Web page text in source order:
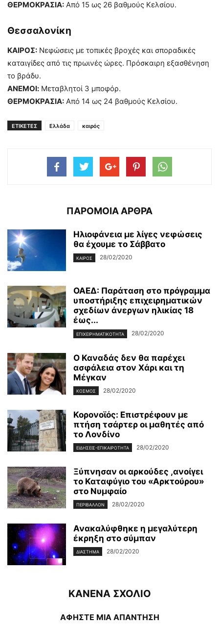
ΘΕΡΜΟΚΡΑΣΙΑ: Από 15 ως 26 βαθμούς Κελσίου.
Θεσσαλονίκη
ΚΑΙΡΟΣ: Νεφώσεις με τοπικές βροχές και σποραδικές
καταιγίδες από τις πρωινές ώρες. Πρόσκαιρη εξασθένηση
το βράδυ.
ΑΝΕΜΟΙ: Μεταβλητοί 3 μποφόρ.
ΘΕΡΜΟΚΡΑΣΙΑ: Από 14 ως 24 βαθμούς Κελσίου.
ΕΤΙΚΕΤΕΣ Ελλάδα καιρός
ΠΑΡΟΜΟΙΑ ΑΡΘΡΑ
Ηλιοφάνεια με λίγες νεφώσεις
θα έχουμε το Σάββατο
ΚΑΙΡΌΣ 28/02/2020
ΟΑΕΔ: Παράταση στο πρόγραμμα
υποστήριξης επιχειρηματικών
σχεδίων άνεργων ηλικίας 18
έως...
ΕΠΙΧΕΙΡΗΜΑΤΙΚΌΤΗΤΑ 28/02/2020
Ο Καναδάς δεν θα παρέχει
ασφάλεια στον Χάρι και τη
Μέγκαν
ΚΌΣΜΟΣ 28/02/2020
Κορονοϊός: Επιστρέφουν με
πτήση τσάρτερ οι μαθητές από
το Λονδίνο
ΕΙΔΉΣΕΙΣ-ΕΠΙΚΑΙΡΌΤΗΤΑ 28/02/2020
Ξύπνησαν οι αρκούδες ,ανοίγει
το Καταφύγιο του «Αρκτούρου»
στο Νυμφαίο
ΠΕΡΙΒΆΛΛΟΝ 28/02/2020
Ανακαλύφθηκε η μεγαλύτερη
έκρηξη στο σύμπαν
ΔΙΆΣΤΗΜΑ 28/02/2020
ΚΑΝΕΝΑ ΣΧΟΛΙΟ
ΑΦΗΣΤΕ ΜΙΑ ΑΠΑΝΤΗΣΗ